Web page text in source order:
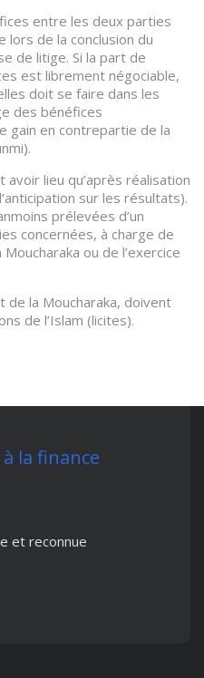
entre les deux parties
de la conclusion du
de litige. Si la part de
est librement négociable,
doit se faire dans les
des bénéfices
gain en contrepartie de la
lieu qu’après réalisation
sur les résultats).
prélevées d’un
concernées, à charge de
ou de l’exercice
la Moucharaka, doivent
de l’Islam (licites).
la finance
et reconnue